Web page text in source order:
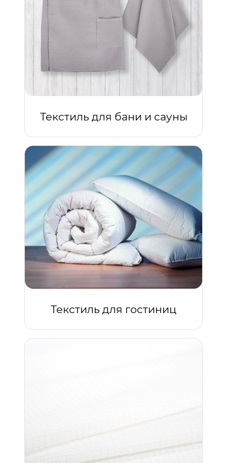
Текстиль для бани и сауны
Текстиль для гостиниц